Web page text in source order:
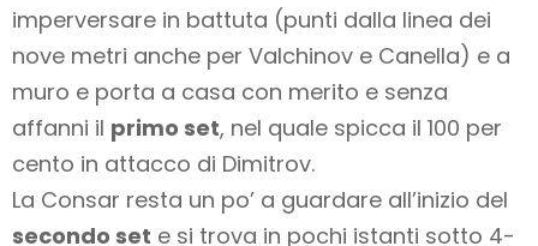
imperversare in battuta (punti dalla linea dei
nove metri anche per Valchinov e Canella) e a
muro e porta a casa con merito e senza
affanni il primo set, nel quale spicca il 100 per
cento in attacco di Dimitrov.
La Consar resta un po’ a guardare all’inizio del
secondo set e si trova in pochi istanti sotto 4-